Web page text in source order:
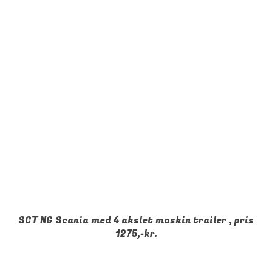
SCT NG Scania med 4 akslet maskin trailer , pris
1275,-kr.